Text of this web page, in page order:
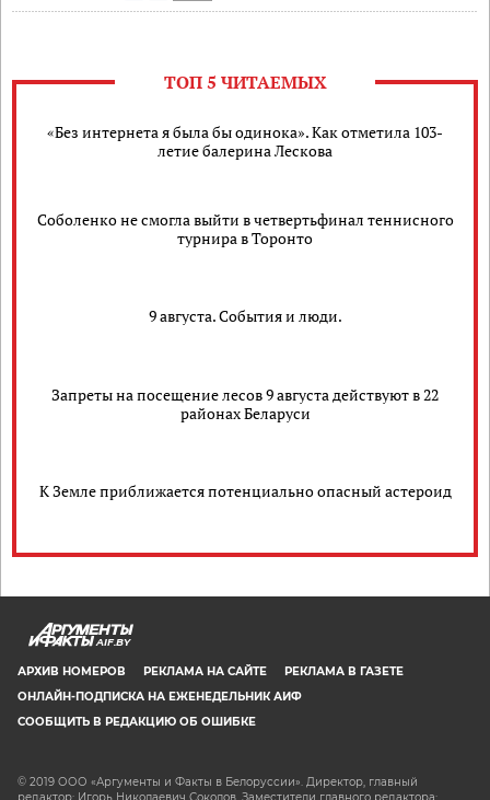
ТОП 5 ЧИТАЕМЫХ
«Без интернета я была бы одинока». Как отметила 103-
летие балерина Лескова
Соболенко не смогла выйти в четвертьфинал теннисного
турнира в Торонто
9 августа. События и люди.
Запреты на посещение лесов 9 августа действуют в 22
районах Беларуси
К Земле приближается потенциально опасный астероид
AIF.BY
АРХИВ НОМЕРОВ РЕКЛАМА НА САЙТЕ
РЕКЛАМА В ГАЗЕТЕ
ОНЛАЙН-ПОДПИСКА НА ЕЖЕНЕДЕЛЬНИК АИФ
СООБЩИТЬ В РЕДАКЦИЮ ОБ ОШИБКЕ
© 2019 ООО «Аргументы и Факты в Белоруссии». Директор, главный